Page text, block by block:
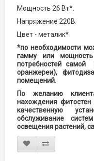
Мощность 26 Вт*.
Напряжение 220В.
Цвет - металик*
*по необходимости
гамму или
потребностей самой
оранжереи),
помещений.
По желанию
нахождения
качественную
обслуживание
освещения растений,